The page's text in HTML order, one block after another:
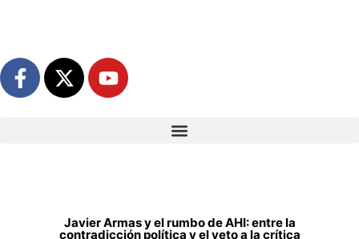
Javier Armas y el rumbo de AHI: entre la
contradicción política y el veto a la crítica